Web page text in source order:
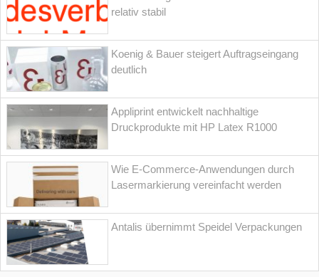
relativ stabil
Koenig & Bauer steigert Auftragseingang
deutlich
Appliprint entwickelt nachhaltige
Druckprodukte mit HP Latex R1000
Wie E-Commerce-Anwendungen durch
Lasermarkierung vereinfacht werden
Antalis übernimmt Speidel Verpackungen